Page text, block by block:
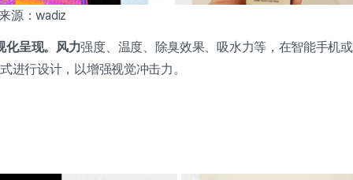
源：wadiz
化呈现。风力强度、温度、除臭效果、吸水力等，在智能手机
进行设计，以增强视觉冲击力。